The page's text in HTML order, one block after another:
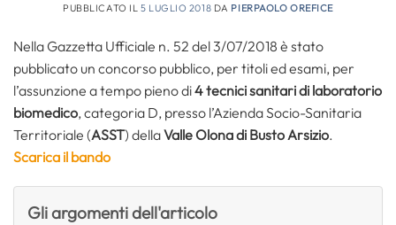
PUBBLICATO IL 5 LUGLIO 2018 DA PIERPAOLO OREFICE
Nella Gazzetta Ufficiale n. 52 del 3/07/2018 è stato
pubblicato un concorso pubblico, per titoli ed esami, per
l’assunzione a tempo pieno di4 tecnici sanitari di laboratorio
biomedico, categoria D, presso l’Azienda Socio-Sanitaria
Territoriale (ASST) dellaValle Olona di Busto Arsizio.
Scarica il bando
Gli argomenti dell'articolo